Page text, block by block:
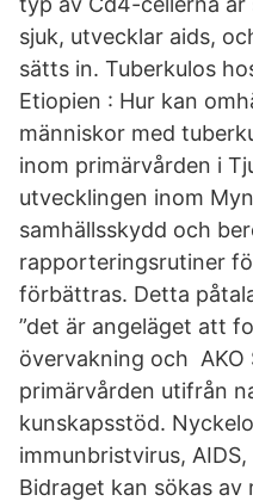
sjuk, utvecklar aids,
sätts in. Tuberkulos
Etiopien : Hur kan
människor med
inom primärvården i
utvecklingen inom
samhällsskydd och
rapporteringsrutiner
förbättras. Detta
”det är angeläget att
övervakning och
primärvården utifrån
kunskapsstöd.
immunbristvirus, AIDS,
Bidraget kan sökas av